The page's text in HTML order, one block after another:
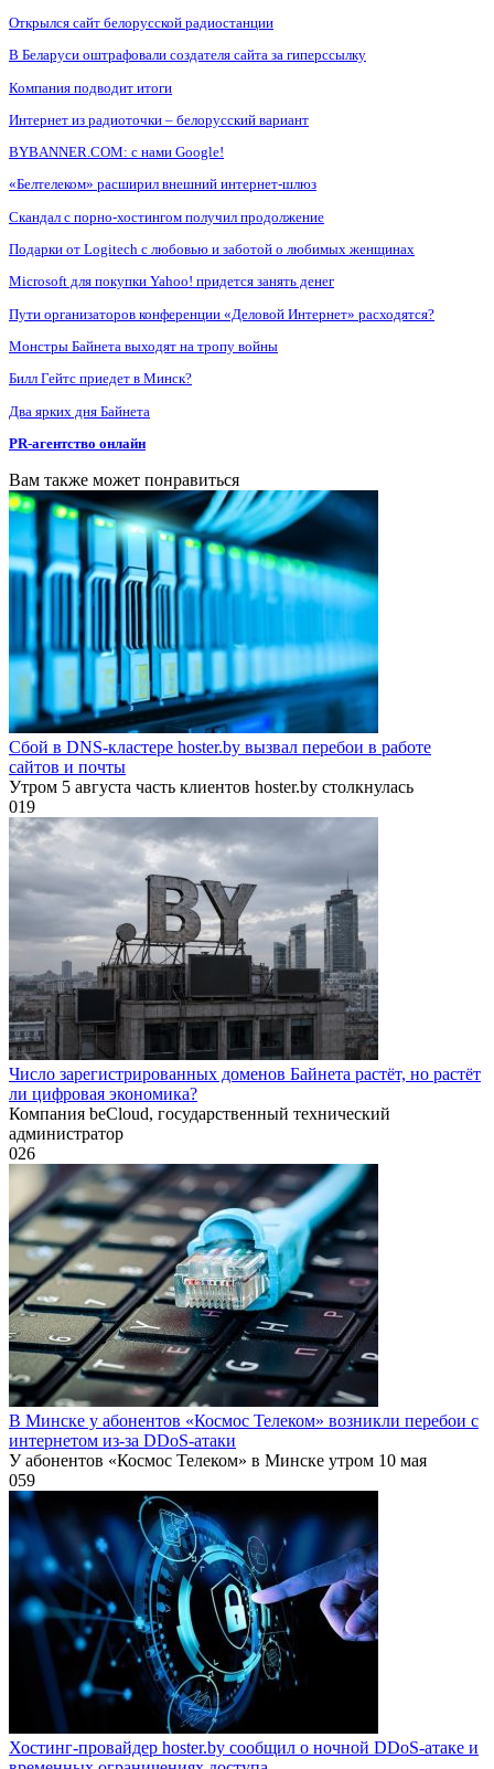
Открылся сайт белорусской радиостанции
В Беларуси оштрафовали создателя сайта за гиперссылку
Компания подводит итоги
Интернет из радиоточки – белорусский вариант
BYBANNER.COM: c нами Google!
«Белтелеком» расширил внешний интернет-шлюз
Скандал с порно-хостингом получил продолжение
Подарки от Logitech с любовью и заботой о любимых женщинах
Microsoft для покупки Yahoo! придется занять денег
Пути организаторов конференции «Деловой Интернет» расходятся?
Монстры Байнета выходят на тропу войны
Билл Гейтс приедет в Минск?
Два ярких дня Байнета
PR-агентство онлайн
Вам также может понравиться
Сбой в DNS-кластере hoster.by вызвал перебои в работе
сайтов и почты
Утром 5 августа часть клиентов hoster.by столкнулась
019
Число зарегистрированных доменов Байнета растёт, но растёт
ли цифровая экономика?
Компания beCloud, государственный технический
администратор
026
В Минске у абонентов «Космос Телеком» возникли перебои с
интернетом из-за DDoS-атаки
У абонентов «Космос Телеком» в Минске утром 10 мая
059
Хостинг-провайдер hoster.by сообщил о ночной DDoS-атаке и